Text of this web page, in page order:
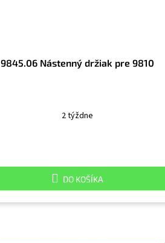
9845.06 Nástenný držiak pre 9810
2 týždne
DO KOŠÍKA